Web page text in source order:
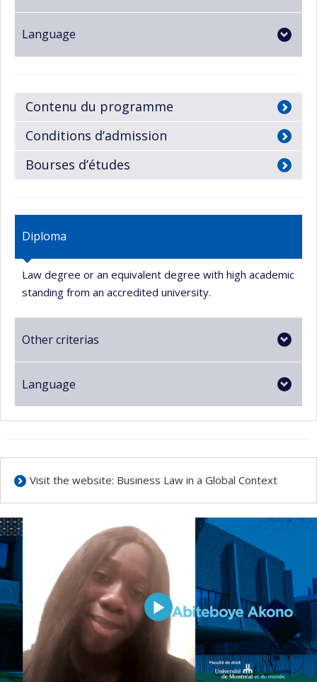
Language
Contenu du programme
Conditions d’admission
Bourses d’études
Diploma
Law degree or an equivalent degree with high academic
standing from an accredited university.
Other criterias
Language
Visit the website: Business Law in a Global Context